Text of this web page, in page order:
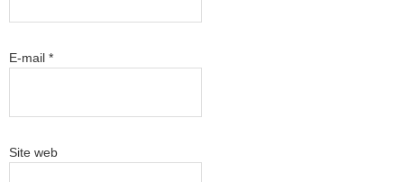
E-mail *
Site web